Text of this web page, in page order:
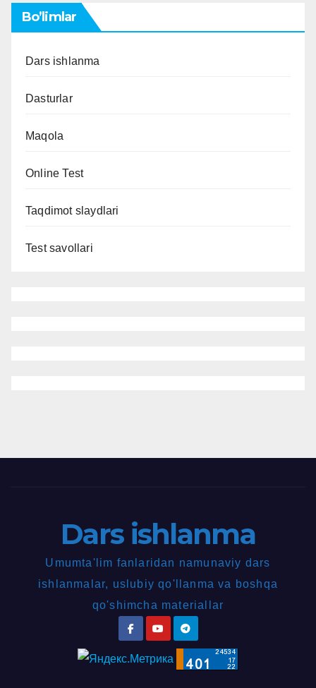
Bo’limlar
Dars ishlanma
Dasturlar
Maqola
Online Test
Taqdimot slaydlari
Test savollari
Dars ishlanma
Umumta'lim fanlaridan namunaviy dars
ishlanmalar, uslubiy qo'llanma va boshqa
qo'shimcha materiallar